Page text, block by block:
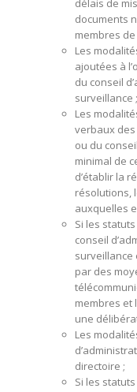
délais de
documents
membres
Les
ajoutées à
du conseil
surveillance ;
Les
verbaux
ou du
minimal de
d’établir la
résolutions,
auxquelles
Si les
conseil
surveillance
par des
membres et
une
Les
directoire ;
Si les